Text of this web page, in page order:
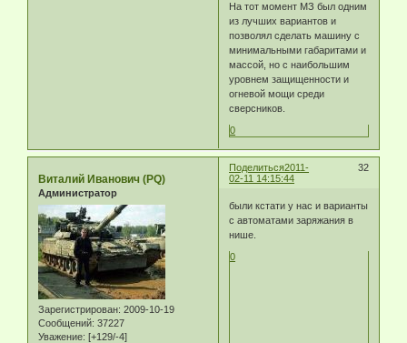
На тот момент МЗ был одним
из лучших вариантов и
позволял сделать машину с
минимальными габаритами и
массой, но с наибольшим
уровнем защищенности и
огневой мощи среди
сверсников.
0
Поделиться 32
2011-
02-11 14:15:44
Виталий Иванович (PQ)
Администратор
Зарегистрирован: 2009-10-19
Сообщений: 37227
Уважение: [+129/-4]
были кстати у нас и варианты
с автоматами заряжания в
нише.
0